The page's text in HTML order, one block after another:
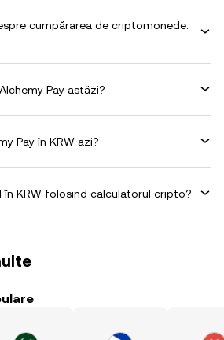
cumpărarea de criptomonede.
Pay astăzi?
Pay în KRW azi?
în KRW folosind calculatorul cripto?